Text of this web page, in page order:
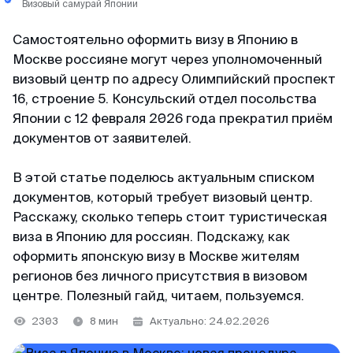
+65 3159–45–35
Telegram-канал
@MyVisaWorld
По вопросам сотрудничества
Реквизиты: Сингапур
MTTA PTE LTD, 5 Napier Road, Republic of
Singapore
Регистрационный номер: 201751545K
Партнёр департамента миграции и контроля
Республики Сингапур
Таиланд
Блог
ВКонтакте
Светлана
Отзыв с Яндекса · 2025
Удобно
профессиональную помощь в оформлении K-
Eta. Грамотно, четко, быстро и очень удобно.
Процветания и успехов вашему бизнесу!
Георгий
Отзыв с ВКонтакте · 2022
Тайвань
Индонезия
Таиланд
Команда поддержки
На связи каждый день с 10:00 до 22:00 по
местному времени Сингапура
Визовый самурай Японии
Самостоятельно оформить визу в Японию в
Москве россияне могут через уполномоченный
визовый центр по адресу Олимпийский проспект
16, строение 5. Консульский отдел посольства
Японии с 12 февраля 2026 года прекратил приём
документов от заявителей.
В этой статье поделюсь актуальным списком
документов, который требует визовый центр.
Расскажу, сколько теперь стоит туристическая
виза в Японию для россиян. Подскажу, как
оформить японскую визу в Москве жителям
регионов без личного присутствия в визовом
центре. Полезный гайд, читаем, пользуемся.
2303 8 мин Актуально: 24.02.2026